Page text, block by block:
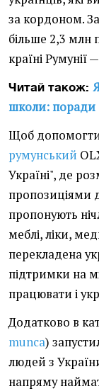
за кордоном.
більше 2,3 млн
країні Румунії
Читай також:
школи: поради
Щоб
румунський
Україні", де
пропозиціями
пропонують
меблі, ліки,
перекладена
підтримки на
працювати і
Додатково в
munca)
людей з
напряму